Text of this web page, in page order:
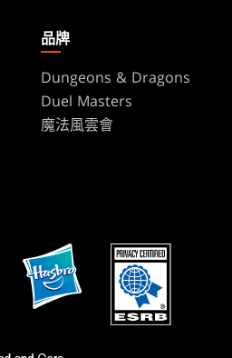
品牌
Dungeons & Dragons
Duel Masters
魔法風雲會